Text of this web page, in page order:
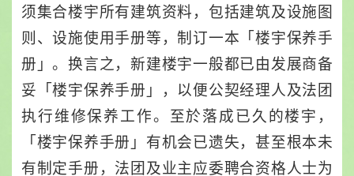
须集合楼宇所有建筑资料，包括建筑及设施图
则、设施使用手册等，制订一本「楼宇保养手
册」。换言之，新建楼宇一般都已由发展商备
妥「楼宇保养手册」，以便公契经理人及法团
执行维修保养工作。至於落成已久的楼宇，
「楼宇保养手册」有机会已遗失，甚至根本未
有制定手册，法团及业主应委聘合资格人士为